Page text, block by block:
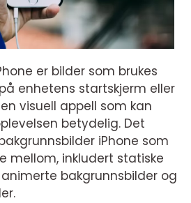
er bilder som brukes
enhetens startskjerm eller
visuell appell som kan
betydelig. Det
iPhone som
mellom, inkludert statiske
bakgrunnsbilder og